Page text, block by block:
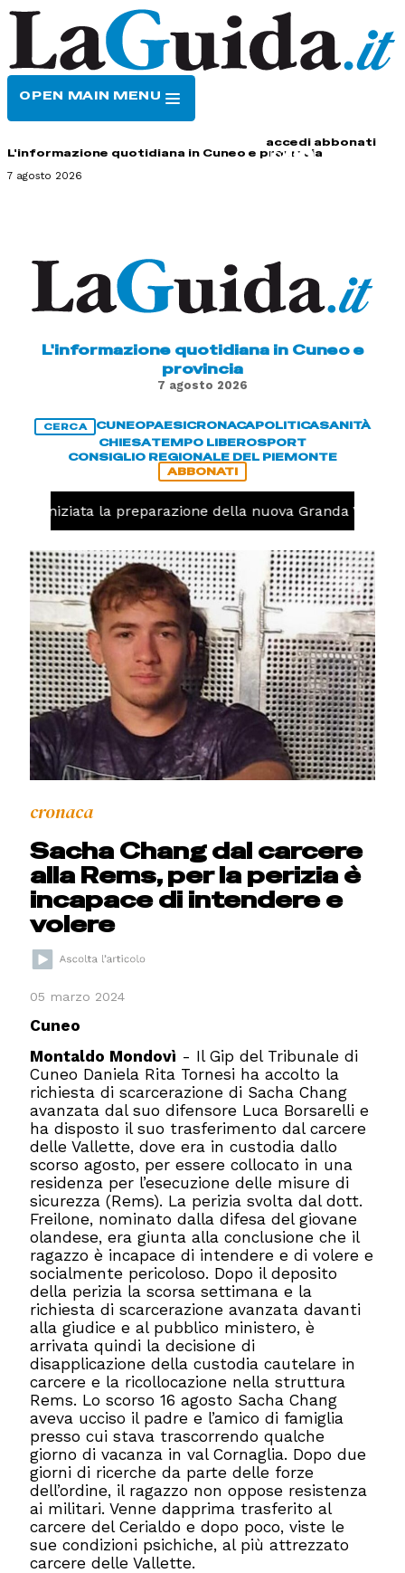
OPEN MAIN MENU
accedi abbonati
L'informazione quotidiana in Cuneo e provincia
7 agosto 2026
L'informazione quotidiana in Cuneo e
provincia
7 agosto 2026
CERCA CUNEOPAESICRONACAPOLITICASANITÀ
CHIESATEMPO LIBEROSPORT
CONSIGLIO REGIONALE DEL PIEMONTE
ABBONATI
iniziata la preparazione della nuova Granda Volley
cronaca
Sacha Chang dal carcere
alla Rems, per la perizia è
incapace di intendere e
volere
05 marzo 2024
Cuneo
Montaldo Mondovì - Il Gip del Tribunale di
Cuneo Daniela Rita Tornesi ha accolto la
richiesta di scarcerazione di Sacha Chang
avanzata dal suo difensore Luca Borsarelli e
ha disposto il suo trasferimento dal carcere
delle Vallette, dove era in custodia dallo
scorso agosto, per essere collocato in una
residenza per l’esecuzione delle misure di
sicurezza (Rems). La perizia svolta dal dott.
Freilone, nominato dalla difesa del giovane
olandese, era giunta alla conclusione che il
ragazzo è incapace di intendere e di volere e
socialmente pericoloso. Dopo il deposito
della perizia la scorsa settimana e la
richiesta di scarcerazione avanzata davanti
alla giudice e al pubblico ministero, è
arrivata quindi la decisione di
disapplicazione della custodia cautelare in
carcere e la ricollocazione nella struttura
Rems. Lo scorso 16 agosto Sacha Chang
aveva ucciso il padre e l’amico di famiglia
presso cui stava trascorrendo qualche
giorno di vacanza in val Cornaglia. Dopo due
giorni di ricerche da parte delle forze
dell’ordine, il ragazzo non oppose resistenza
ai militari. Venne dapprima trasferito al
carcere del Cerialdo e dopo poco, viste le
sue condizioni psichiche, al più attrezzato
carcere delle Vallette.